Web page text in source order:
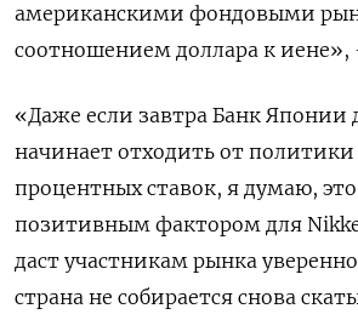
американскими фондовыми
соотношением доллара к
«Даже если завтра Банк Японии
начинает отходить от
процентных ставок, я думаю,
позитивным фактором для
даст участникам рынка
страна не собирается снова